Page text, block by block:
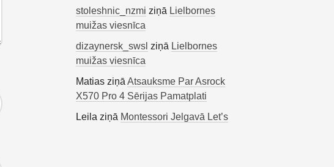
stoleshnic_nzmi ziņā Lielbornes
muižas viesnīca
dizaynersk_swsl ziņā Lielbornes
muižas viesnīca
Matias ziņā Atsauksme Par Asrock
X570 Pro 4 Sērijas Pamatplati
Leila ziņā Montessori Jelgavā Let’s